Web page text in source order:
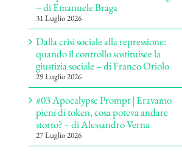
– di Emanuele Braga
31 Luglio 2026
Dalla crisi sociale alla repressione:
quando il controllo sostituisce la
giustizia sociale – di Franco Oriolo
29 Luglio 2026
#03 Apocalypse Prompt | Eravamo
pieni di token, cosa poteva andare
storto? – di Alessandro Verna
27 Luglio 2026